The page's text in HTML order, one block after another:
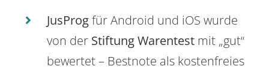
JusProgfür Android und iOS wurde
von der Stiftung Warentest mit „gut“
bewertet – Bestnote als kostenfreies